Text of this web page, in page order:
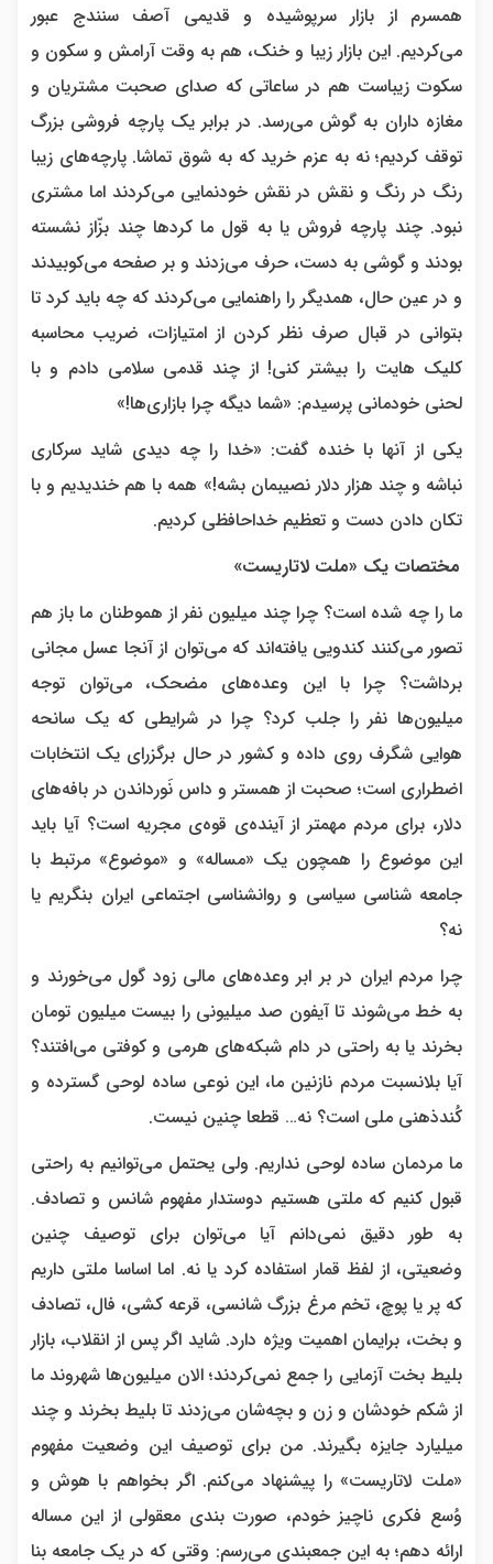
همسرم از بازار سرپوشیده و قدیمی آصف سنندج عبور
می‌کردیم. این بازار زیبا و خنک، هم به وقت آرامش و سکون و
سکوت زیباست هم در ساعاتی که صدای صحبت مشتریان و
مغازه داران به گوش می‌رسد. در برابر یک پارچه فروشی بزرگ
توقف کردیم؛ نه به عزم خرید که به شوق تماشا. پارچه‌های زیبا
رنگ در رنگ و نقش در نقش خودنمایی می‌کردند اما مشتری
نبود. چند پارچه فروش یا به قول ما کردها چند بزّاز نشسته
بودند و گوشی به دست، حرف می‌زدند و بر صفحه می‌کوبیدند
و در عین حال، همدیگر را راهنمایی می‌کردند که چه باید کرد تا
بتوانی در قبال صرف نظر کردن از امتیازات، ضریب محاسبه
کلیک هایت را بیشتر کنی! از چند قدمی سلامی دادم و با
لحنی خودمانی پرسیدم: «شما دیگه چرا بازاری‌ها!»
یکی از آنها با خنده گفت: «خدا را چه دیدی شاید سرکاری
نباشه و چند هزار دلار نصیبمان بشه!» همه با هم خندیدیم و با
تکان دادن دست و تعظیم خداحافظی کردیم.
مختصات یک «ملت لاتاریست»
ما را چه شده است؟ چرا چند میلیون نفر از هموطنان ما باز هم
تصور می‌کنند کندویی یافته‌اند که می‌توان از آنجا عسل مجانی
برداشت؟ چرا با این وعده‌های مضحک، می‌توان توجه
میلیون‌ها نفر را جلب کرد؟ چرا در شرایطی که یک سانحه
هوایی شگرف روی داده و کشور در حال برگزرای یک انتخابات
اضطراری است؛ صحبت از همستر و داس نَورداندن در بافه‌های
دلار، برای مردم مهمتر از آینده‌ی قوه‌ی مجریه است؟ آیا باید
این موضوع را همچون یک «مساله» و «موضوع» مرتبط با
جامعه شناسی سیاسی و روانشناسی اجتماعی ایران بنگریم یا
نه؟
چرا مردم ایران در بر ابر وعده‌های مالی زود گول می‌خورند و
به خط می‌شوند تا آیفون صد میلیونی را بیست میلیون تومان
بخرند یا به راحتی در دام شبکه‌های هرمی و کوفتی می‌افتند؟
آیا بلانسبت مردم نازنین ما، این نوعی ساده لوحی گسترده و
کُندذهنی ملی است؟ نه… قطعا چنین نیست.
ما مردمان ساده لوحی نداریم. ولی یحتمل می‌توانیم به راحتی
قبول کنیم که ملتی هستیم دوستدار مفهوم شانس و تصادف.
به طور دقیق نمی‌دانم آیا می‌توان برای توصیف چنین
وضعیتی، از لفظ قمار استفاده کرد یا نه. اما اساسا ملتی داریم
که پر یا پوچ، تخم مرغ بزرگ شانسی، قرعه کشی، فال، تصادف
و بخت، برایمان اهمیت ویژه دارد. شاید اگر پس از انقلاب، بازار
بلیط بخت آزمایی را جمع نمی‌کردند؛ الان میلیون‌ها شهروند ما
از شکم خودشان و زن و بچه‌شان می‌زدند تا بلیط بخرند و چند
میلیارد جایزه بگیرند. من برای توصیف این وضعیت مفهوم
«ملت لاتاریست» را پیشنهاد می‌کنم. اگر بخواهم با هوش و
وُسع فکری ناچیز خودم، صورت بندی معقولی از این مساله
ارائه دهم؛ به این جمعبندی می‌رسم: وقتی که در یک جامعه بنا